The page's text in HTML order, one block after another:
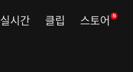
실시간 클립 스토어 N